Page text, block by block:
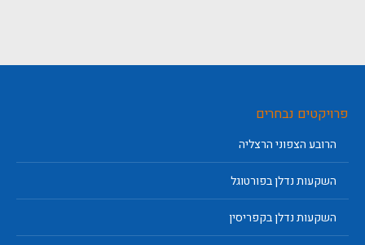
פרויקטים נבחרים
הרובע הצפוני הרצליה
השקעות נדלן בפורטוגל
השקעות נדלן בקפריסין